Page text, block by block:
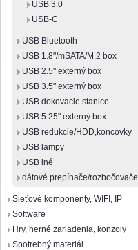
USB 3.0
USB-C
USB Bluetooth
USB 1.8"/mSATA/M.2 box
USB 2.5" externý box
USB 3.5" externý box
USB dokovacie stanice
USB 5.25" externý box
USB redukcie/HDD,koncovky
USB lampy
USB iné
dátové prepínače/rozbočovače
Sieťové komponenty, WIFI, IP
Software
Hry, herné zariadenia, konzoly
Spotrebný materiál